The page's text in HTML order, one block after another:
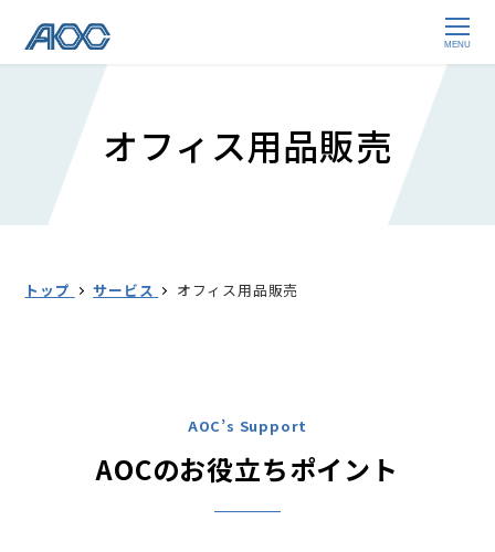
MENU
オフィス用品販売
トップ サービス オフィス用品販売
AOC’s Support
AOCのお役立ちポイント